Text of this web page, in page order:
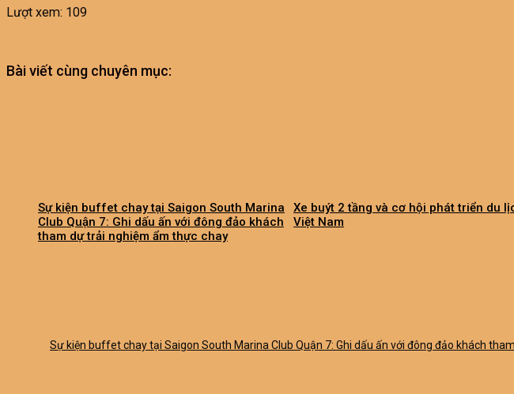
Lượt xem: 109
Bài viết cùng chuyên mục:
Sự kiện buffet chay tại Saigon South Marina
Club Quận 7: Ghi dấu ấn với đông đảo khách
tham dự trải nghiệm ẩm thực chay
Xe buýt 2 tầng và cơ hội phát triển du
Việt Nam
Sự kiện buffet chay tại Saigon South Marina Club Quận 7: Ghi dấu ấn với đông đảo khách